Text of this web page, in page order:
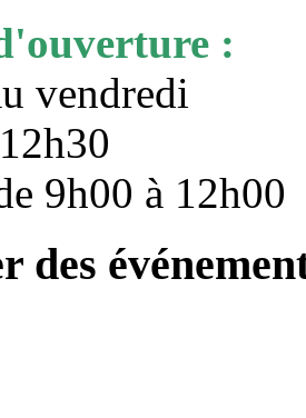
:
vendredi
9h00 à
des